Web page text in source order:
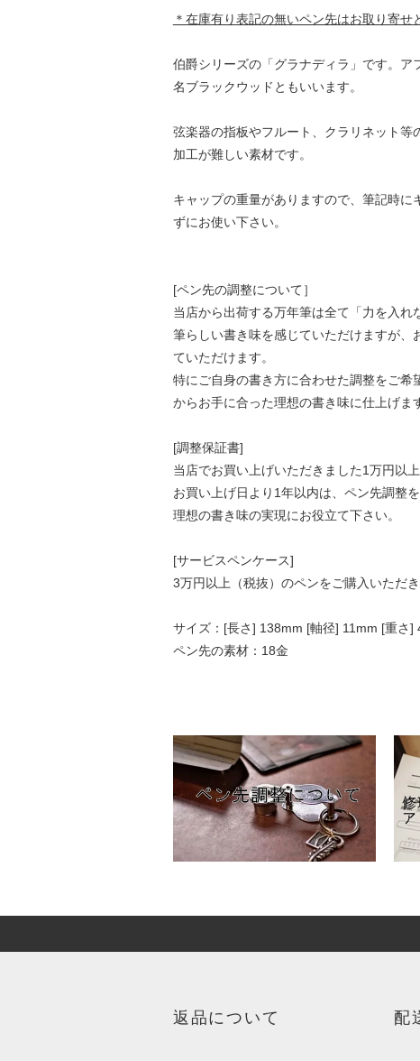
＊在庫有り表記の無いペン先はお取り寄せ
伯爵シリーズの「グラナディラ」です。ア
名ブラックウッドともいいます。
弦楽器の指板やフルート、クラリネット等
加工が難しい素材です。
キャップの重量がありますので、筆記時
ずにお使い下さい。
[ペン先の調整について］
当店から出荷する万年筆は全て「力を入
筆らしい書き味を感じていただけますが
ていただけます。
特にご自身の書き方に合わせた調整をご
からお手に合った理想の書き味に仕上げま
[調整保証書]
当店でお買い上げいただきました1万円以
お買い上げ日より1年以内は、ペン先調整
理想の書き味の実現にお役立て下さい。
[サービスペンケース]
3万円以上（税抜）のペンをご購入いただ
サイズ：[長さ] 138mm [軸径] 11mm [重さ]
ペン先の素材：18金
返品について 配